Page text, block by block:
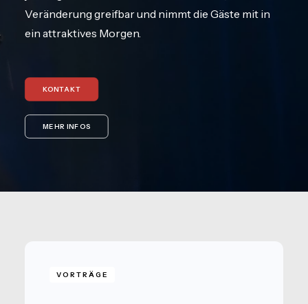
Veränderung greifbar und nimmt die Gäste mit in
ein attraktives Morgen.
KONTAKT
MEHR INFOS
VORTRÄGE